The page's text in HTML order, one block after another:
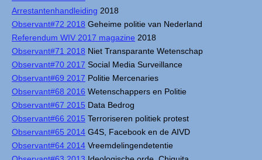
Arrestantenhandleiding 2018
Observant#72 2018 Geheime politie van Nederland
Referendum WIV 2017 magazine 2018
Observant#71 2018 Niet Transparante Wetenschap
Observant#70 2017 Social Media Surveillance
Observant#69 2017 Politie Mercenaries
Observant#68 2016 Wetenschappers en Politie
Observant#67 2015 Data Bedrog
Observant#66 2015 Terroriseren politiek protest
Observant#65 2014 G4S, Facebook en de AIVD
Observant#64 2014 Vreemdelingendetentie